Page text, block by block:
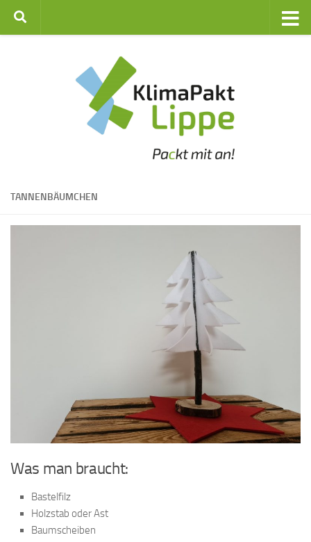
Zum Inhalt springen
TANNENBÄUMCHEN
Was man braucht:
Bastelfilz
Holzstab oder Ast
Baumscheiben